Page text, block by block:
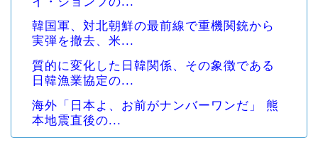
韓国軍、対北朝鮮の最前線で重機関銃から
実弾を撤去、米...
質的に変化した日韓関係、その象徴である
日韓漁業協定の...
海外「日本よ、お前がナンバーワンだ」 熊
本地震直後の...